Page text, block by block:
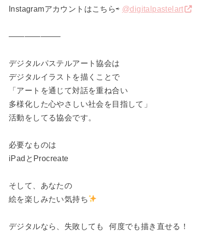
Instagramアカウントはこちら⇨ @digitalpastelart
——————–
デジタルパステルアート協会は
デジタルイラストを描くことで
「アートを通じて対話を重ね合い
多様化した心やさしい社会を目指して」
活動をしてる協会です。
必要なものは
iPadとProcreate
そして、あなたの
絵を楽しみたい気持ち
デジタルなら、失敗しても 何度でも描き直せる！